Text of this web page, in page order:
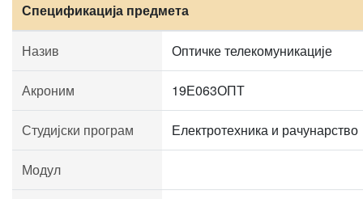
Спецификација предмета
Назив Оптичке телекомуникације
Акроним 19Е063ОПТ
Студијски програм Електротехника и рачунарство
Модул